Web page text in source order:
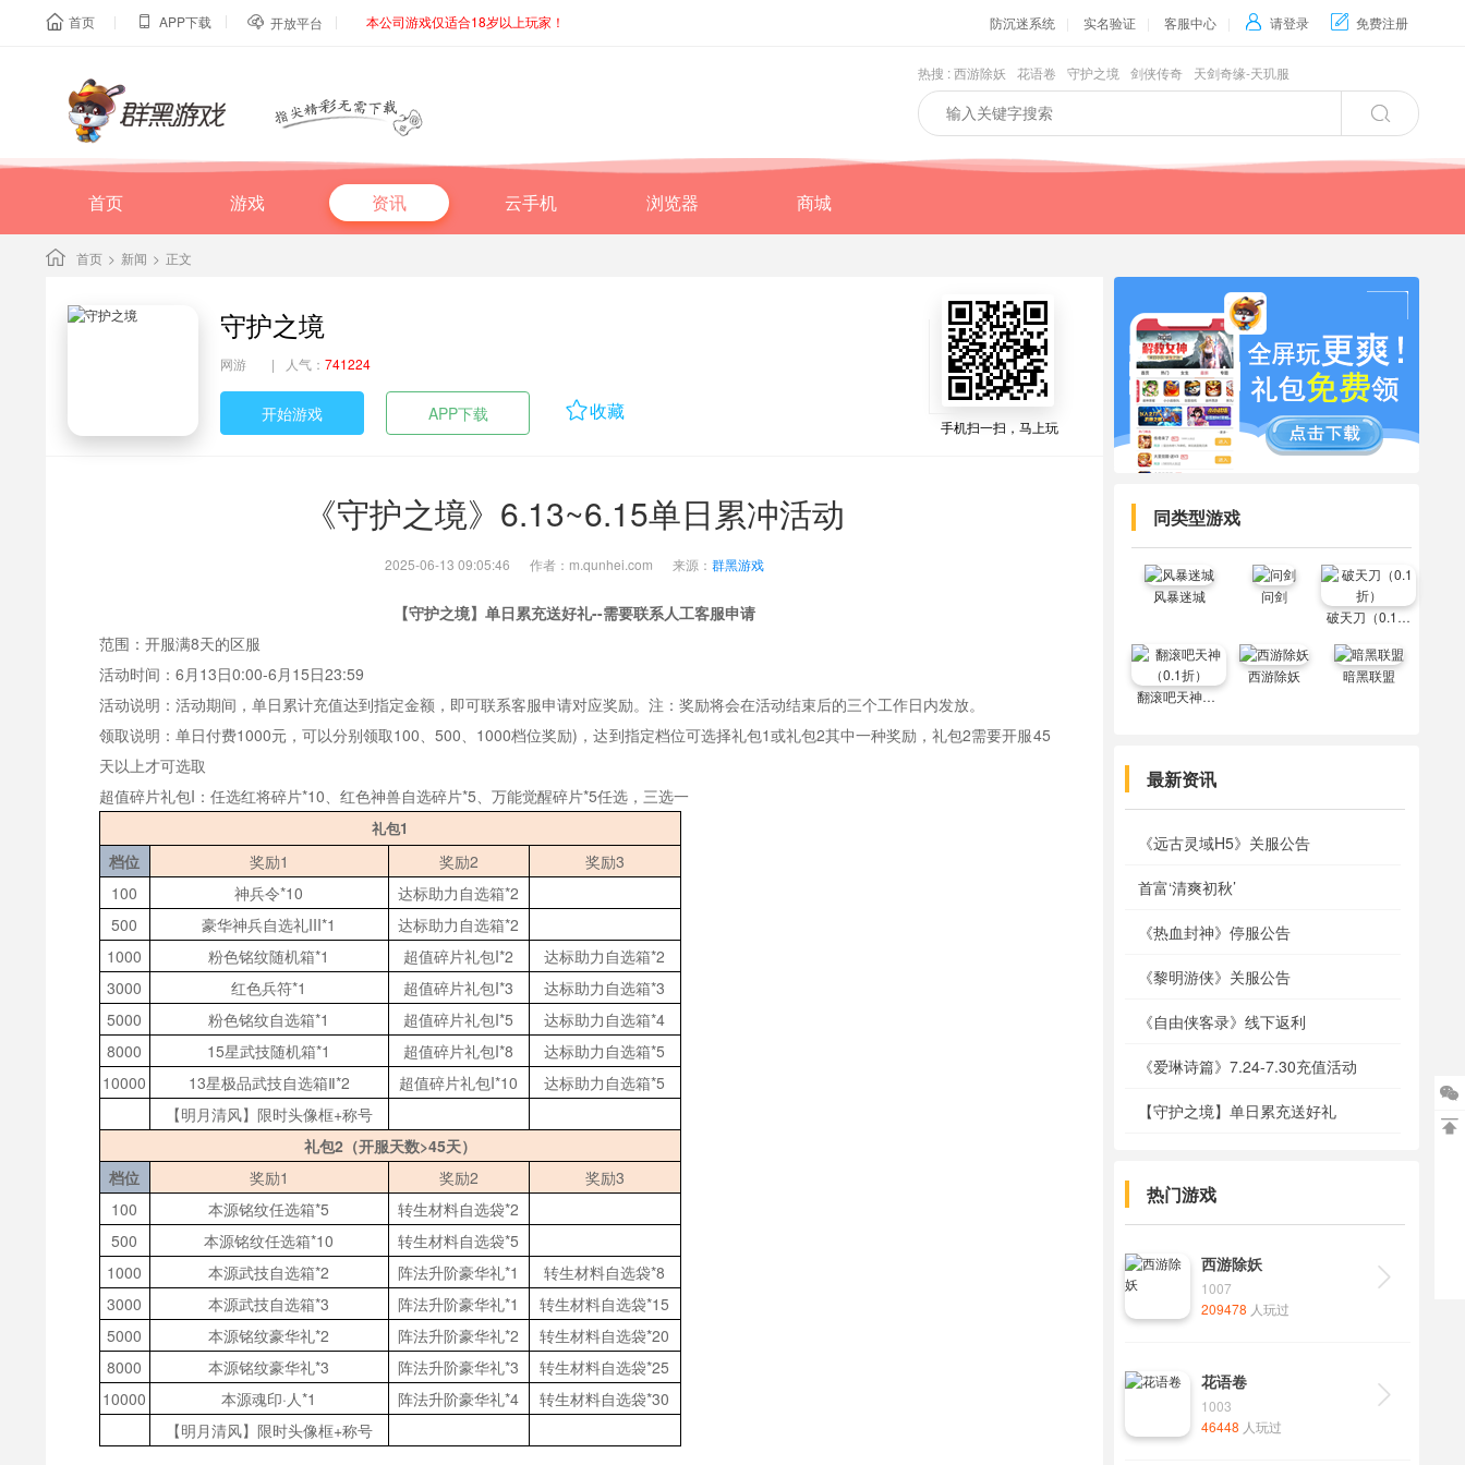
 首页 |  APP下载 |  开放平台 | 本公司游戏仅适合18岁以上玩家！ 防沉迷系统 实名验证 客服中心  请登录  免费注册
热搜 :西游除妖 花语卷 守护之境 剑侠传奇 天剑奇缘-天玑服

首页 游戏 资讯 云手机 浏览器 商城
首页 > 新闻 > 正文


守护之境
网游 | 人气： 741224
开始游戏 APP下载 收藏
手机扫一扫，马上玩
《守护之境》6.13~6.15单日累冲活动
2025-06-13 09:05:46 作者：m.qunhei.com 来源： 群黑游戏
【守护之境】单日累充送好礼--需要联系人工客服申请
范围：开服满8天的区服
活动时间：6月13日0:00-6月15日23:59
活动说明：活动期间，单日累计充值达到指定金额，即可联系客服申请对应奖励。注：奖励将会在活动结束后的三个工作日内发放。
领取说明：单日付费1000元，可以分别领取100、500、1000档位奖励)，达到指定档位可选择礼包1或礼包2其中一种奖励，礼包2需要开服45
天以上才可选取
超值碎片礼包I：任选红将碎片*10、红色神兽自选碎片*5、万能觉醒碎片*5任选，三选一
礼包1
档位 奖励1 奖励2 奖励3
100
神兵令*10 达标助力自选箱*2
500
豪华神兵自选礼III*1 达标助力自选箱*2
1000
粉色铭纹随机箱*1 超值碎片礼包I*2 达标助力自选箱*2
3000
红色兵符*1 超值碎片礼包I*3 达标助力自选箱*3
5000
粉色铭纹自选箱*1 超值碎片礼包I*5 达标助力自选箱*4
8000
15星武技随机箱*1 超值碎片礼包I*8 达标助力自选箱*5
10000
13星极品武技自选箱Ⅱ*2 超值碎片礼包I*10 达标助力自选箱*5
【明月清风】限时头像框+称号
礼包2（开服天数>45天）
档位
奖励1 奖励2 奖励3
100
本源铭纹任选箱*5 转生材料自选袋*2
500
本源铭纹任选箱*10 转生材料自选袋*5
1000
本源武技自选箱*2 阵法升阶豪华礼*1 转生材料自选袋*8
3000
本源武技自选箱*3 阵法升阶豪华礼*1 转生材料自选袋*15
5000
本源铭纹豪华礼*2 阵法升阶豪华礼*2 转生材料自选袋*20
8000
本源铭纹豪华礼*3 阵法升阶豪华礼*3 转生材料自选袋*25
10000
本源魂印·人*1 阵法升阶豪华礼*4 转生材料自选袋*30
【明月清风】限时头像框+称号
同类型游戏
风暴迷城
问剑
破天刀（0.1折）
翻滚吧天神（0.1折）
西游除妖 暗黑联盟
最新资讯
《远古灵域H5》关服公告
首富‘清爽初秋’
《热血封神》停服公告
《黎明游侠》关服公告
《自由侠客录》线下返利
《爱琳诗篇》7.24-7.30充值活动
【守护之境】单日累充送好礼
热门游戏

西游除妖
1007
209478 人玩过

花语卷
1003
46448 人玩过